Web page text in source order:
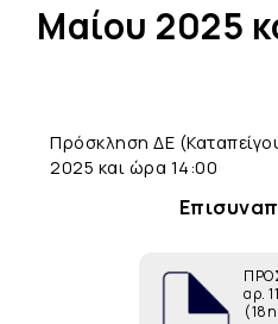
Μαίου 2025
Πρόσκληση ΔΕ
2025 και ώρα 14:00
αρ.